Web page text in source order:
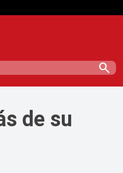
search
de su